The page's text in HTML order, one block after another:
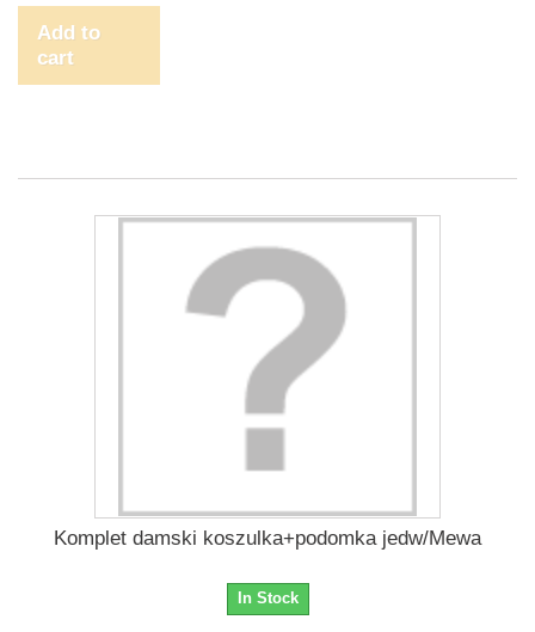
Add to
cart
Komplet damski koszulka+podomka jedw/Mewa
In Stock